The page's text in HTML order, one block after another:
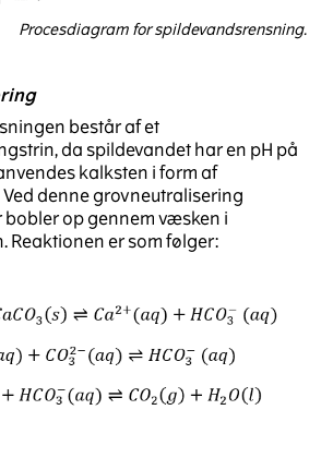
Procesdiagram for spildevandsrensning.
består af et
da spildevandet har en pH på
kalksten i form af
denne grovneutralisering
bobler op gennem væsken i
Reaktionen er som følger: